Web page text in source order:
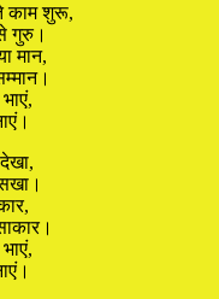
काम शुरू,
गुरु।
मान,